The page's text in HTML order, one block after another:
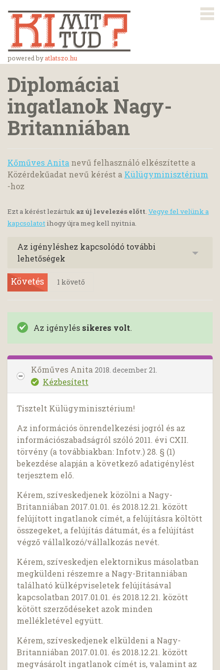
powered byatlatszo.hu
Diplomáciai
ingatlanok Nagy-
Britanniában
Kőműves Anita nevű felhasználó elkészítette a
Közérdekűadat nevű kérést a Külügyminisztérium
-hoz
Ezt a kérést lezártuk az új levelezés előtt. Vegye fel velünk a
kapcsolatotihogy újra meg kell nyitnia.
Az igényléshez kapcsolódó további
lehetőségek
Követés 1 követő
Az igénylés sikeres volt.
Kőműves Anita 2018. december 21.
Kézbesített
Tisztelt Külügyminisztérium!
Az információs önrendelkezési jogról és az
információszabadságról szóló 2011. évi CXII.
törvény (a továbbiakban: Infotv.) 28. § (1)
bekezdése alapján a következő adatigénylést
terjesztem elő.
Kérem, szíveskedjenek közölni a Nagy-
Britanniában 2017.01.01. és 2018.12.21. között
felújított ingatlanok címét, a felújításra költött
összegeket, a felújítás dátumát, és a felújítást
végző vállalkozó/vállalkozás nevét.
Kérem, szíveskedjen elektornikus másolatban
megküldeni részemre a Nagy-Britanniában
található külképviseletek felújításával
kapcsolatban 2017.01.01. és 2018.12.21. között
kötött szerződéseket azok minden
mellékletével együtt.
Kérem, szíveskedjenek elküldeni a Nagy-
Britanniában 2017.01.01. és 2018.12.21. között
megvásárolt ingatlanok címét is, valamint az